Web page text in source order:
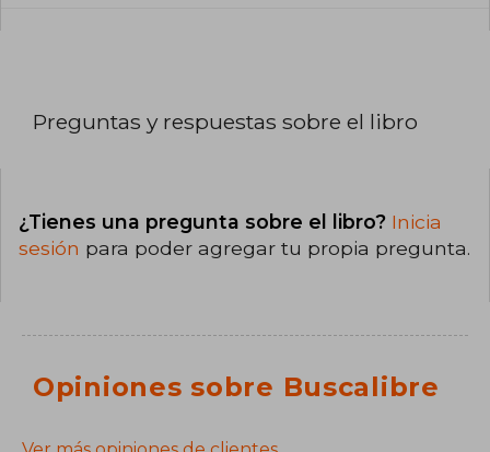
Preguntas y respuestas sobre el libro
¿Tienes una pregunta sobre el libro? Inicia
sesión para poder agregar tu propia pregunta.
Opiniones sobre Buscalibre